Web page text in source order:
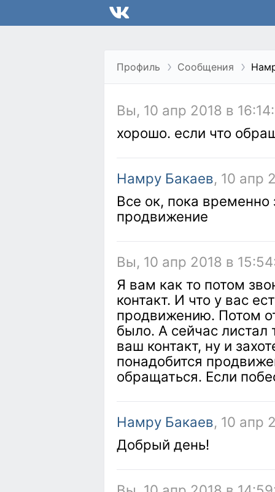
Профиль Сообщения
Вы, 10 апр 2018 в
хорошо. если что
Намру Бакаев, 10 апр
Все ок, пока временно
продвижение
Вы, 10 апр 2018 в
Я вам как то потом
контакт. И что у вас
продвижению. Потом
было. А сейчас листал
ваш контакт, ну и
понадобится
обращаться. Если
Намру Бакаев, 10 апр
Добрый день!